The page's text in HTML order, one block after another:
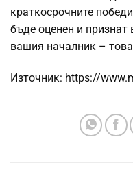
краткосрочните
бъде оценен и признат
вашия началник –
Източник: https://